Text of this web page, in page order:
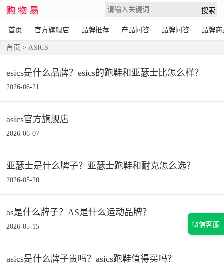
首页 官方旗舰店 品牌推荐 产品问答 品牌问答 品牌商
首页 > ASICS
esics是什么品牌？esics的跑鞋和亚瑟士比怎么样？
2026-06-21
asics官方旗舰店
2026-06-07
亚瑟士是什么牌子？亚瑟士跑鞋和耐克怎么选？
2026-05-20
as是什么牌子？AS是什么运动品牌？
2026-05-15
asics是什么牌子贵吗？asics跑鞋值得买吗？
微信客服